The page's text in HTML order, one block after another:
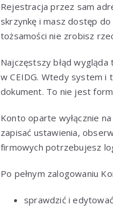
Rejestracja przez sam
skrzynkę i masz dostęp
tożsamości nie zrobisz
Najczęstszy błąd
w CEIDG. Wtedy system i
dokument. To nie jest
Konto oparte wyłącznie
zapisać ustawienia,
firmowych potrzebujesz
Po pełnym zalogowaniu
sprawdzić i